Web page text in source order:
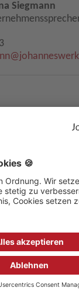
Siegmann
@
Impressum